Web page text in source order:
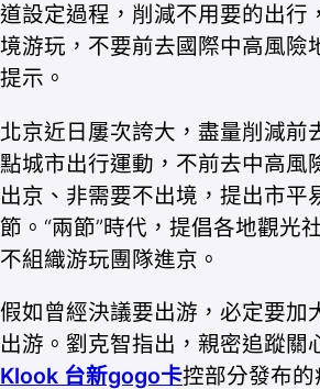
道設定過程，削減不用要的出行
境游玩，不要前去國際中高風險
提示。
北京近日屢次誇大，盡量削減前
點城市出行運動，不前去中高風
出京、非需要不出境，提出市平
節。“兩節”時代，提倡各地觀光
不組織游玩團隊進京。
假如曾經決議要出游，必定要加
出游。劉克智指出，親密追蹤關
Klook 台新gogo卡控部分發布